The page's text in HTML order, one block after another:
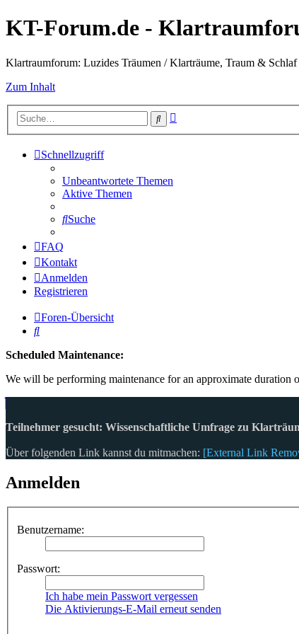
KT-Forum.de -
Klartraumforum: Luzides Träumen / Klarträume, Traum &
Zum Inhalt
Suche
Schnellzugriff
Unbeantwortete Themen
Aktive Themen
Suche
FAQ
Kontakt
Anmelden
Registrieren
Foren-Übersicht
Suche
Scheduled Maintenance:
We will be performing maintenance for an approximate duration
Teilnehmer gesucht: Wissenschaftliche Umfrage zu
Über folgenden Link kannst du mitmachen: [External Link
Anmelden
Benutzername:
Passwort:
Ich habe mein Passwort vergessen
Die Aktivierungs-E-Mail erneut senden